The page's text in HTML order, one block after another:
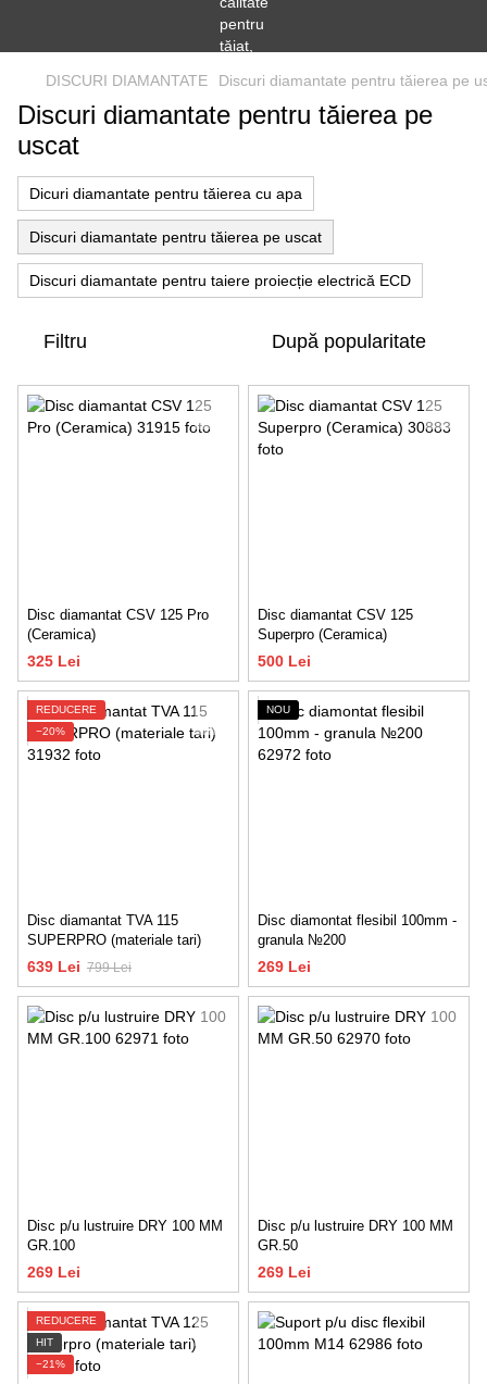
DISCURI DIAMANTATE Discuri diamantate pentru tăierea pe
Discuri diamantate pentru tăierea pe
uscat
Dicuri diamantate pentru tăierea cu apa
Discuri diamantate pentru tăierea pe uscat
Discuri diamantate pentru taiere proiecție electrică ECD
Filtru După popularitate
Disc diamantat CSV 125 Pro
(Ceramica)
325 Lei
Disc diamantat CSV 125
Superpro (Ceramica)
500 Lei
REDUCERE
−20%
Disc diamantat TVA 115
SUPERPRO (materiale tari)
639 Lei 799 Lei
NOU
Disc diamontat flesibil 100mm -
granula №200
269 Lei
Disc p/u lustruire DRY 100 MM
GR.100
269 Lei
Disc p/u lustruire DRY 100 MM
GR.50
269 Lei
REDUCERE
HIT
−21%